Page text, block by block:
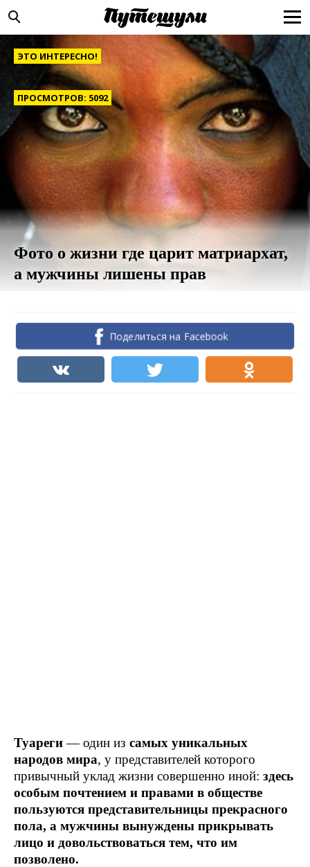
ЭТО ИНТЕРЕСНО!
ПРОСМОТРОВ: 5092
Фото о жизни где царит матриархат,
а мужчины лишены прав
Поделиться на Facebook
Туареги— один из самых уникальных
народов мира, у представителей которого
привычный уклад жизни совершенно иной: здесь
особым почтением и правами в обществе
пользуются представительницы прекрасного
пола, а мужчины вынуждены прикрывать
лицо и довольствоваться тем, что им
позволено.